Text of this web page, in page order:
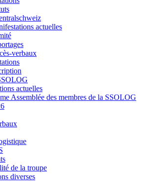
actuelles
verbaux
actuelles
Assemblée des membres de la SSOLOG
de la troupe
diverses